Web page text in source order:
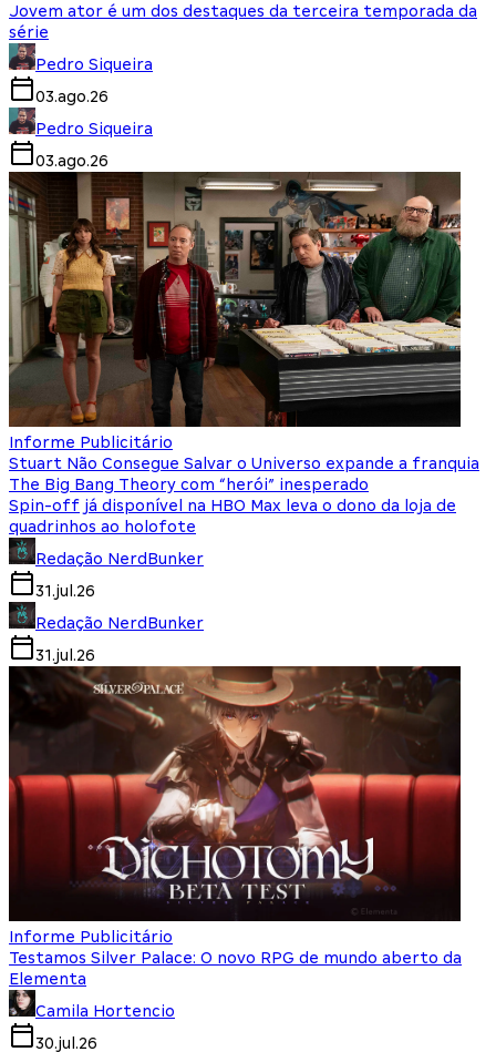
Jovem ator é um dos destaques da terceira temporada da
série
Pedro Siqueira
03.ago.26
Pedro Siqueira
03.ago.26
Informe Publicitário
Stuart Não Consegue Salvar o Universo expande a franquia
The Big Bang Theory com “herói” inesperado
Spin-off já disponível na HBO Max leva o dono da loja de
quadrinhos ao holofote
Redação NerdBunker
31.jul.26
Redação NerdBunker
31.jul.26
Informe Publicitário
Testamos Silver Palace: O novo RPG de mundo aberto da
Elementa
Camila Hortencio
30.jul.26